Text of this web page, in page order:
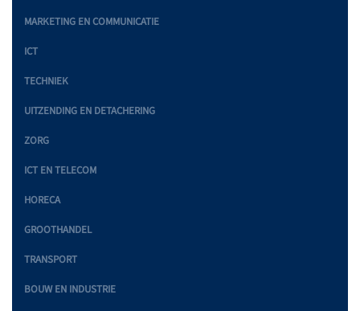
MARKETING EN COMMUNICATIE
ICT
TECHNIEK
UITZENDING EN DETACHERING
ZORG
ICT EN TELECOM
HORECA
GROOTHANDEL
TRANSPORT
BOUW EN INDUSTRIE